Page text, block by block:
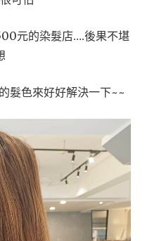
元的染髮店….後果不堪
髮色來好好解決一下~~